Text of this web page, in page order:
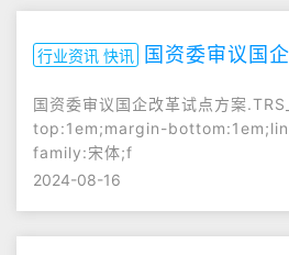
行业资讯 快讯 国资委审议国
国资委审议国企改革试点方案
top:1em;margin-
family:宋体;f
2024-08-16